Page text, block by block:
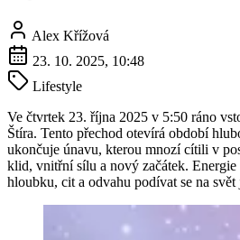
Alex Křížová
23. 10. 2025, 10:48
Lifestyle
Ve čtvrtek 23. října 2025 v 5:50 ráno
Štíra. Tento přechod otevírá období
ukončuje únavu, kterou mnozí cítili v
klid, vnitřní sílu a nový začátek. Energie
hloubku, cit a odvahu podívat se na